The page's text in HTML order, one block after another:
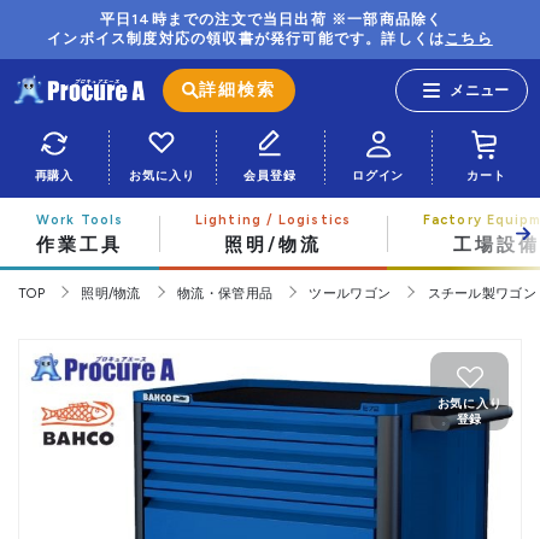
平日14時までの注文で当日出荷 ※一部商品除く
インボイス制度対応の領収書が発行可能です。詳しくはこちら
詳細検索
再購入 お気に入り 会員登録 ログイン カート
作業工具 照明/物流 工場設備
TOP 照明/物流 物流・保管用品 ツールワゴン スチール製ワゴ
お気に入り
登録